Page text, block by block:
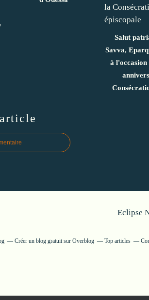
Salut
Savva,
à l'occasion
Eclipse
Créer un blog gratuit sur Overblog Top articles